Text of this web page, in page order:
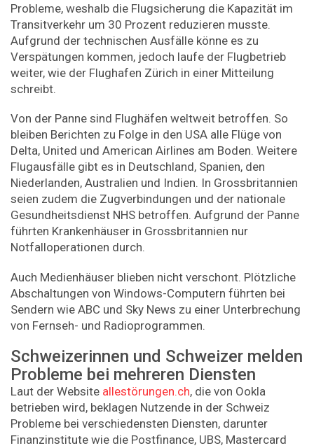
Probleme, weshalb die Flugsicherung die Kapazität im
Transitverkehr um 30 Prozent reduzieren musste.
Aufgrund der technischen Ausfälle könne es zu
Verspätungen kommen, jedoch laufe der Flugbetrieb
weiter, wie der Flughafen Zürich in einer Mitteilung
schreibt.
Von der Panne sind Flughäfen weltweit betroffen. So
bleiben Berichten zu Folge in den USA alle Flüge von
Delta, United und American Airlines am Boden. Weitere
Flugausfälle gibt es in Deutschland, Spanien, den
Niederlanden, Australien und Indien. In Grossbritannien
seien zudem die Zugverbindungen und der nationale
Gesundheitsdienst NHS betroffen. Aufgrund der Panne
führten Krankenhäuser in Grossbritannien nur
Notfalloperationen durch.
Auch Medienhäuser blieben nicht verschont. Plötzliche
Abschaltungen von Windows-Computern führten bei
Sendern wie ABC und Sky News zu einer Unterbrechung
von Fernseh- und Radioprogrammen.
Schweizerinnen und Schweizer melden
Probleme bei mehreren Diensten
Laut der Website allestörungen.ch, die von Ookla
betrieben wird, beklagen Nutzende in der Schweiz
Probleme bei verschiedensten Diensten, darunter
Finanzinstitute wie die Postfinance, UBS, Mastercard